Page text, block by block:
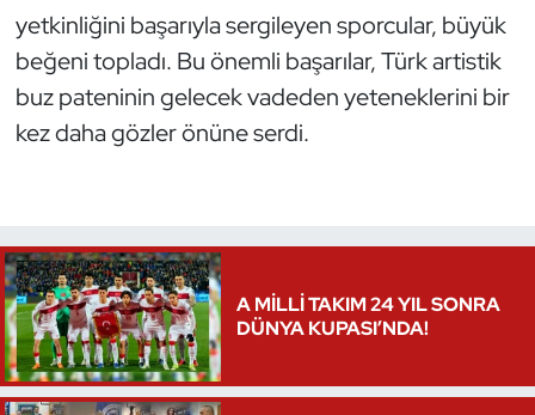
yetkinliğini başarıyla sergileyen sporcular, büyük
beğeni topladı. Bu önemli başarılar, Türk artistik
buz pateninin gelecek vadeden yeteneklerini bir
kez daha gözler önüne serdi.
A MİLLİ TAKIM 24 YIL SONRA
DÜNYA KUPASI’NDA!
Oryantiring
Özel Sporcular
Satranç
Su Topu
Sualtı Sporları